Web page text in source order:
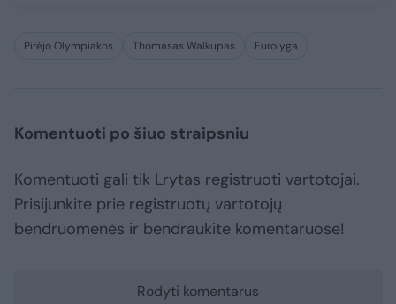
Pirėjo Olympiakos Thomasas Walkupas Eurolyga
Komentuoti po šiuo straipsniu
Komentuoti gali tik Lrytas registruoti vartotojai.
Prisijunkite prie registruotų vartotojų
bendruomenės ir bendraukite komentaruose!
Rodyti komentarus